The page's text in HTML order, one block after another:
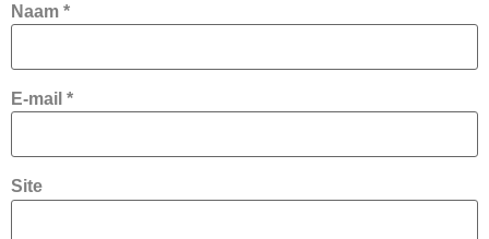
Naam *
E-mail *
Site